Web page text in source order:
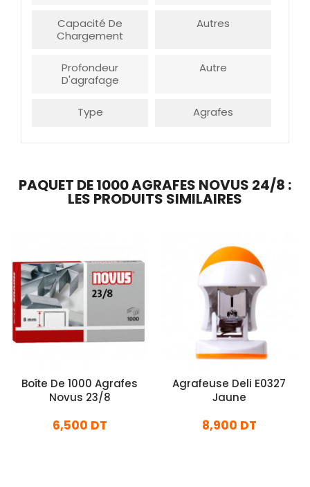
Capacité De
Chargement
Autres
Profondeur
D'agrafage
Autre
Type Agrafes
PAQUET DE 1000 AGRAFES NOVUS 24/8 :
LES PRODUITS SIMILAIRES
Boîte De 1000 Agrafes
Novus 23/8
6,500 DT
Agrafeuse Deli E0327
Jaune
8,900 DT